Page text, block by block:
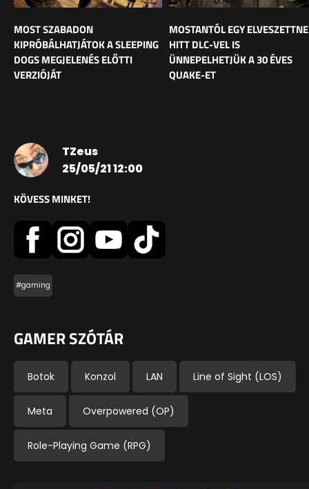
MOST SZABADON
KIPRÓBÁLHATJÁTOK A SLEEPING
DOGS MEGJELENÉS ELŐTTI
VERZIÓJÁT
MOSTANTÓL EGY
HITT DLC-VEL IS
ÜNNEPELHETJÜK A 30 ÉVES
QUAKE-ET
TZeus
25/05/21 12:00
KÖVESS MINKET!
#gaming
GAMER SZÓTÁR
Botok Konzol LAN Line of Sight (LOS)
Meta Overpowered (OP)
Role-Playing Game (RPG)